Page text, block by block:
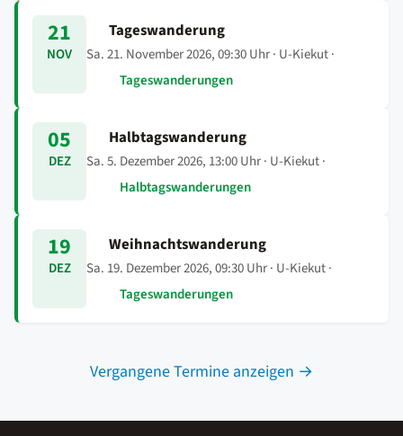
21
NOV
Tageswanderung
Sa. 21. November 2026, 09:30 Uhr· U-Kiekut ·
Tageswanderungen
05
DEZ
Halbtagswanderung
Sa. 5. Dezember 2026, 13:00 Uhr· U-Kiekut ·
Halbtagswanderungen
19
DEZ
Weihnachtswanderung
Sa. 19. Dezember 2026, 09:30 Uhr· U-Kiekut ·
Tageswanderungen
Vergangene Termine anzeigen →